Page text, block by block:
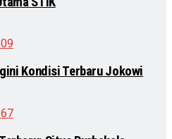
Kondisi Terbaru Jokowi